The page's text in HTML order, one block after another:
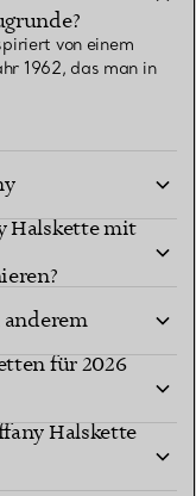
von einem
1962, das man in
Halskette mit
by
für 2026
Halskette